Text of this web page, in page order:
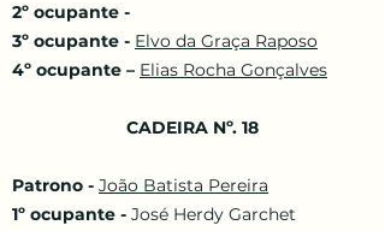
2º ocupante -
3º ocupante - Elvo da Graça Raposo
4º ocupante – Elias Rocha Gonçalves
CADEIRA Nº. 18
Patrono - João Batista Pereira
1º ocupante - José Herdy Garchet